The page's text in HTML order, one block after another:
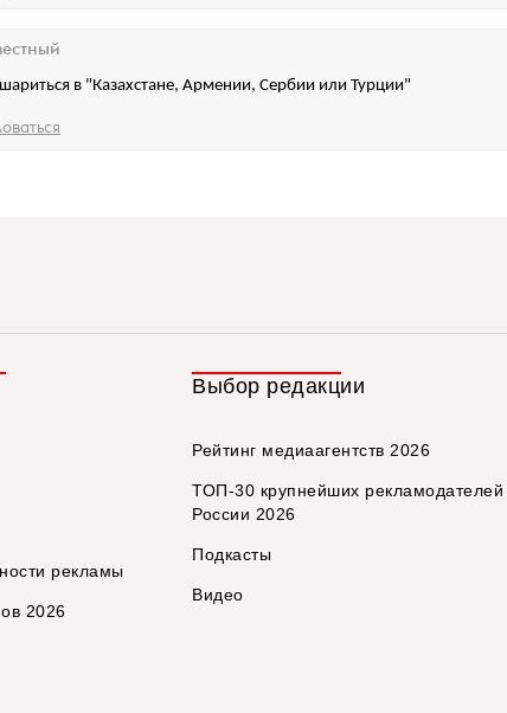
в "Казахстане, Армении, Сербии или Турции"
рекламы
2026
Выбор редакции
Рейтинг медиаагентств 2026
ТОП-30 крупнейших рекламодателей
России 2026
Подкасты
Видео